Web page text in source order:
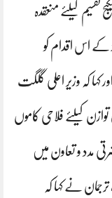
کیلئے منعقدہ
کے اس اقدام کو
کہا کہ وزیر اعلی گلگت
کیلئے فلاحی کاموں
مدد و تعاون میں
نے کہا کہ